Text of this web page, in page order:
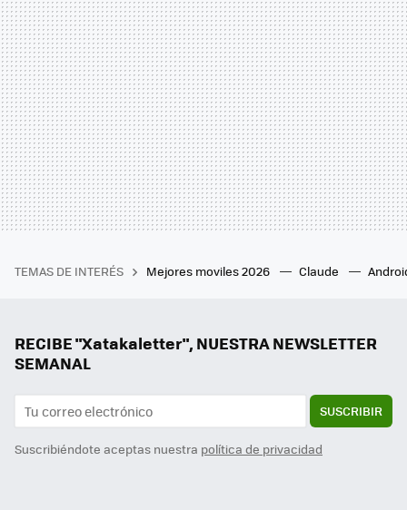
TEMAS DE INTERÉS Mejores moviles 2026 Claude
RECIBE "Xatakaletter", NUESTRA NEWSLETTER
SEMANAL
SUSCRIBIR
Suscribiéndote aceptas nuestra política de privacidad